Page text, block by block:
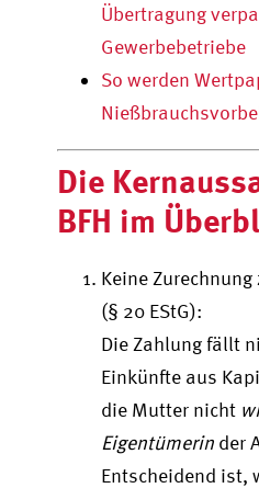
Übertragung
Gewerbebetriebe
So werden
Die
BFH im
Keine
(§ 20 EStG):
Die Zahlung fällt
Einkünfte aus
die Mutter nicht
Eigentümerin der
Entscheidend ist,